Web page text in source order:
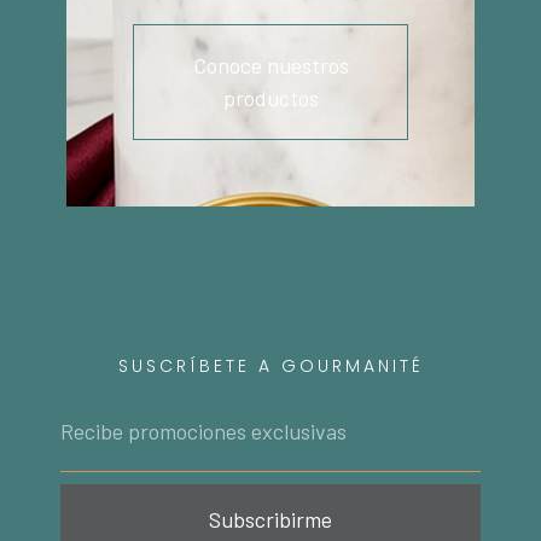
Conoce nuestros
productos
SUSCRÍBETE A GOURMANITÉ
Subscribirme